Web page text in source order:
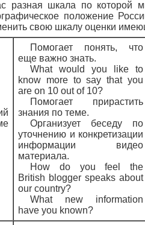
разная шкала по которой
положение
свою шкалу оценки
Помогает понять, что
еще важно знать.
What would you like to
know more to say that you
are on 10 out of 10?
Помогает прирастить
знания по теме.
Организует беседу по
уточнению и конкретизации
информации видео
материала.
How do you feel the
British blogger speaks about
our country?
What new information
have you known?